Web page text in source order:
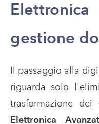
gestione
Il passaggio alla
riguarda solo
trasformazione dei
Elettronica